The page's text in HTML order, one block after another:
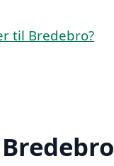
til Bredebro?